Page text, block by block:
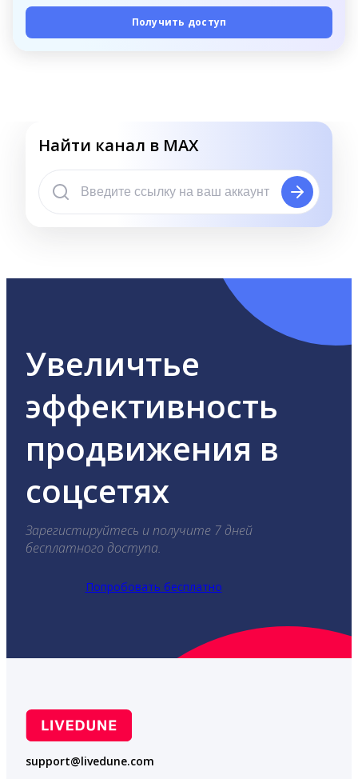
Получить доступ
Найти канал в MAX
Увеличтье
эффективность
продвижения в
соцсетях
Зарегистируйтесь и получите 7 дней
бесплатного доступа.
Попробовать бесплатно
support@livedune.com